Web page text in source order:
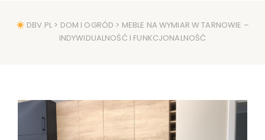
DBV.PL > DOM I OGRÓD > MEBLE NA WYMIAR W TARNOWIE –
INDYWIDUALNOŚĆ I FUNKCJONALNOŚĆ